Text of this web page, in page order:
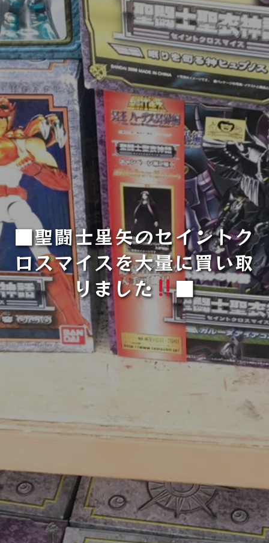
■聖闘士星矢のセイントク
ロスマイスを大量に買い取
りました
■